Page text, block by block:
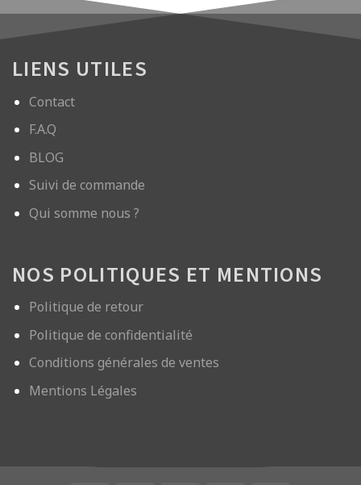
LIENS UTILES
Contact
F.A.Q
BLOG
Suivi de commande
Qui somme nous ?
NOS POLITIQUES ET MENTIONS
Politique de retour
Politique de confidentialité
Conditions générales de ventes
Mentions Légales